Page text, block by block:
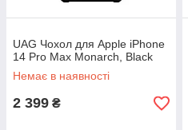
UAG Чохол для Apple iPhone
14 Pro Max Monarch, Black
Немає в наявності
2 399 ₴